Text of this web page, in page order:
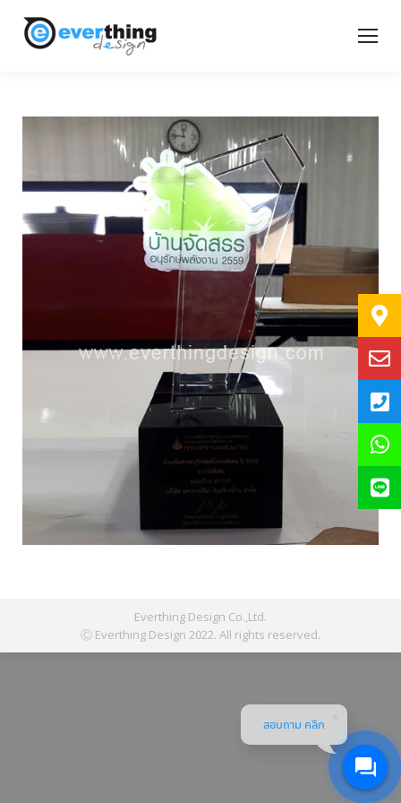
Everthing Design Co.,Ltd.
Ⓒ Everthing Design 2022. All rights reserved.
สอบถาม คลิก